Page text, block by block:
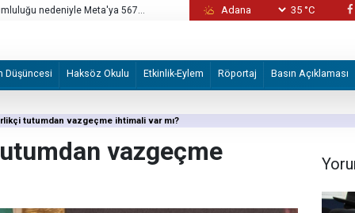
yerli çözüm arayışında
CNN: ABD'nin mühimmat stoklarının
35 °C
Düşüncesi Haksöz Okulu Etkinlik-Eylem Röportaj Basın Açıklaması
tutumdan vazgeçme ihtimali var mı?
vazgeçme